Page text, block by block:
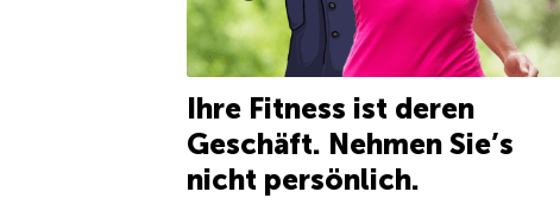
Ihre Fitness ist deren
Geschäft. Nehmen Sie’s
nicht persönlich.